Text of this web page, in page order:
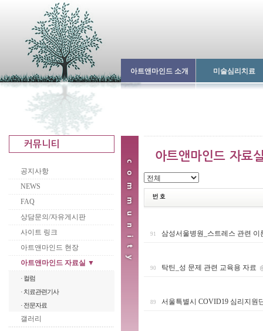
아트앤마인드 소개 미술심리치료
공지사항
NEWS
FAQ
상담문의/자유게시판
사이트 링크
아트앤마인드 현장
아트앤마인드 자료실 ▼
· 컬럼
· 치료관련기사
· 전문자료
갤러리
91 삼성서울병원_스트레스 관련 이
90 탁틴_성 문제 관련 교육용 자료
89 서울특별시 COVID19 심리지원